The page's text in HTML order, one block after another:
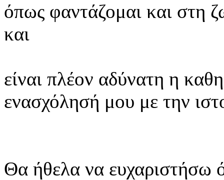
όπως φαντάζομαι και στη
και
είναι πλέον αδύνατη η
ενασχόλησή μου με την
Θα ήθελα να ευχαριστήσω